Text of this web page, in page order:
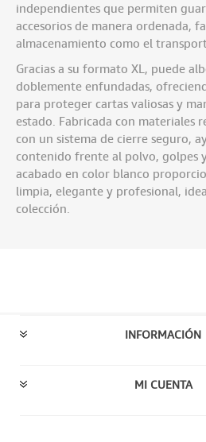
independientes que permiten
accesorios de manera ordenada,
almacenamiento como el
Gracias a su formato XL, puede
doblemente enfundadas,
para proteger cartas valiosas y
estado. Fabricada con materiales
con un sistema de cierre seguro,
contenido frente al polvo, golpes
acabado en color blanco
limpia, elegante y profesional,
colección.
INFORMACIÓN
MI CUENTA